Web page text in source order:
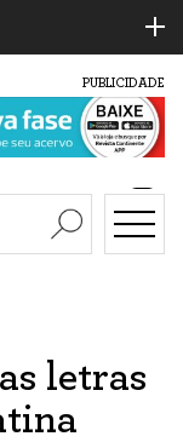
PUBLICIDADE
letras